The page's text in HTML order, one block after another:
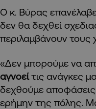
Ο κ. Βύρας
δεν θα δεχθεί
περιλαμβάνουν τους
«Δεν μπορούμε να
αγνοείτις ανάγκες
δεχθούμε
ερήμην της πόλης.